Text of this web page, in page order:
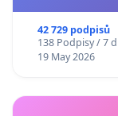
42 729 podpisů
138 Podpisy / 7
19 May 2026